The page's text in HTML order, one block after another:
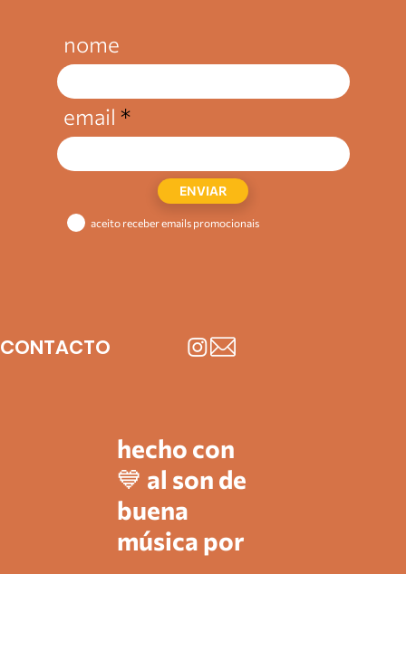
CONTACTO
nome
aceito receber emails promocionais
ENVIAR
email
hecho con
💙 al son de
buena
música por